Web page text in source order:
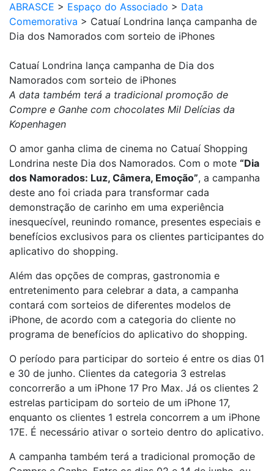
ABRASCE > Espaço do Associado > Data
Comemorativa > Catuaí Londrina lança campanha de
Dia dos Namorados com sorteio de iPhones
Catuaí Londrina lança campanha de Dia dos
Namorados com sorteio de iPhones
A data também terá a tradicional promoção de
Compre e Ganhe com chocolates Mil Delícias da
Kopenhagen
O amor ganha clima de cinema no Catuaí Shopping
Londrina neste Dia dos Namorados. Com o mote “Dia
dos Namorados: Luz, Câmera, Emoção”, a campanha
deste ano foi criada para transformar cada
demonstração de carinho em uma experiência
inesquecível, reunindo romance, presentes especiais e
benefícios exclusivos para os clientes participantes do
aplicativo do shopping.
Além das opções de compras, gastronomia e
entretenimento para celebrar a data, a campanha
contará com sorteios de diferentes modelos de
iPhone, de acordo com a categoria do cliente no
programa de benefícios do aplicativo do shopping.
O período para participar do sorteio é entre os dias 01
e 30 de junho. Clientes da categoria 3 estrelas
concorrerão a um iPhone 17 Pro Max. Já os clientes 2
estrelas participam do sorteio de um iPhone 17,
enquanto os clientes 1 estrela concorrem a um iPhone
17E. É necessário ativar o sorteio dentro do aplicativo.
A campanha também terá a tradicional promoção de